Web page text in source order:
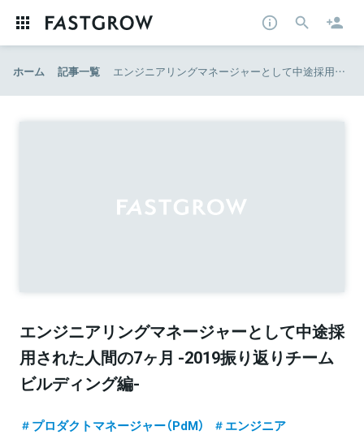
ホーム 記事一覧 エンジニアリングマネージャーとして中途採用された人間の7ヶ月 -2019振り返りチームビルディング編-
エンジニアリングマネージャーとして中途採
用された人間の7ヶ月 -2019振り返りチーム
ビルディング編-
プロダクトマネージャー（PdM）
エンジニア